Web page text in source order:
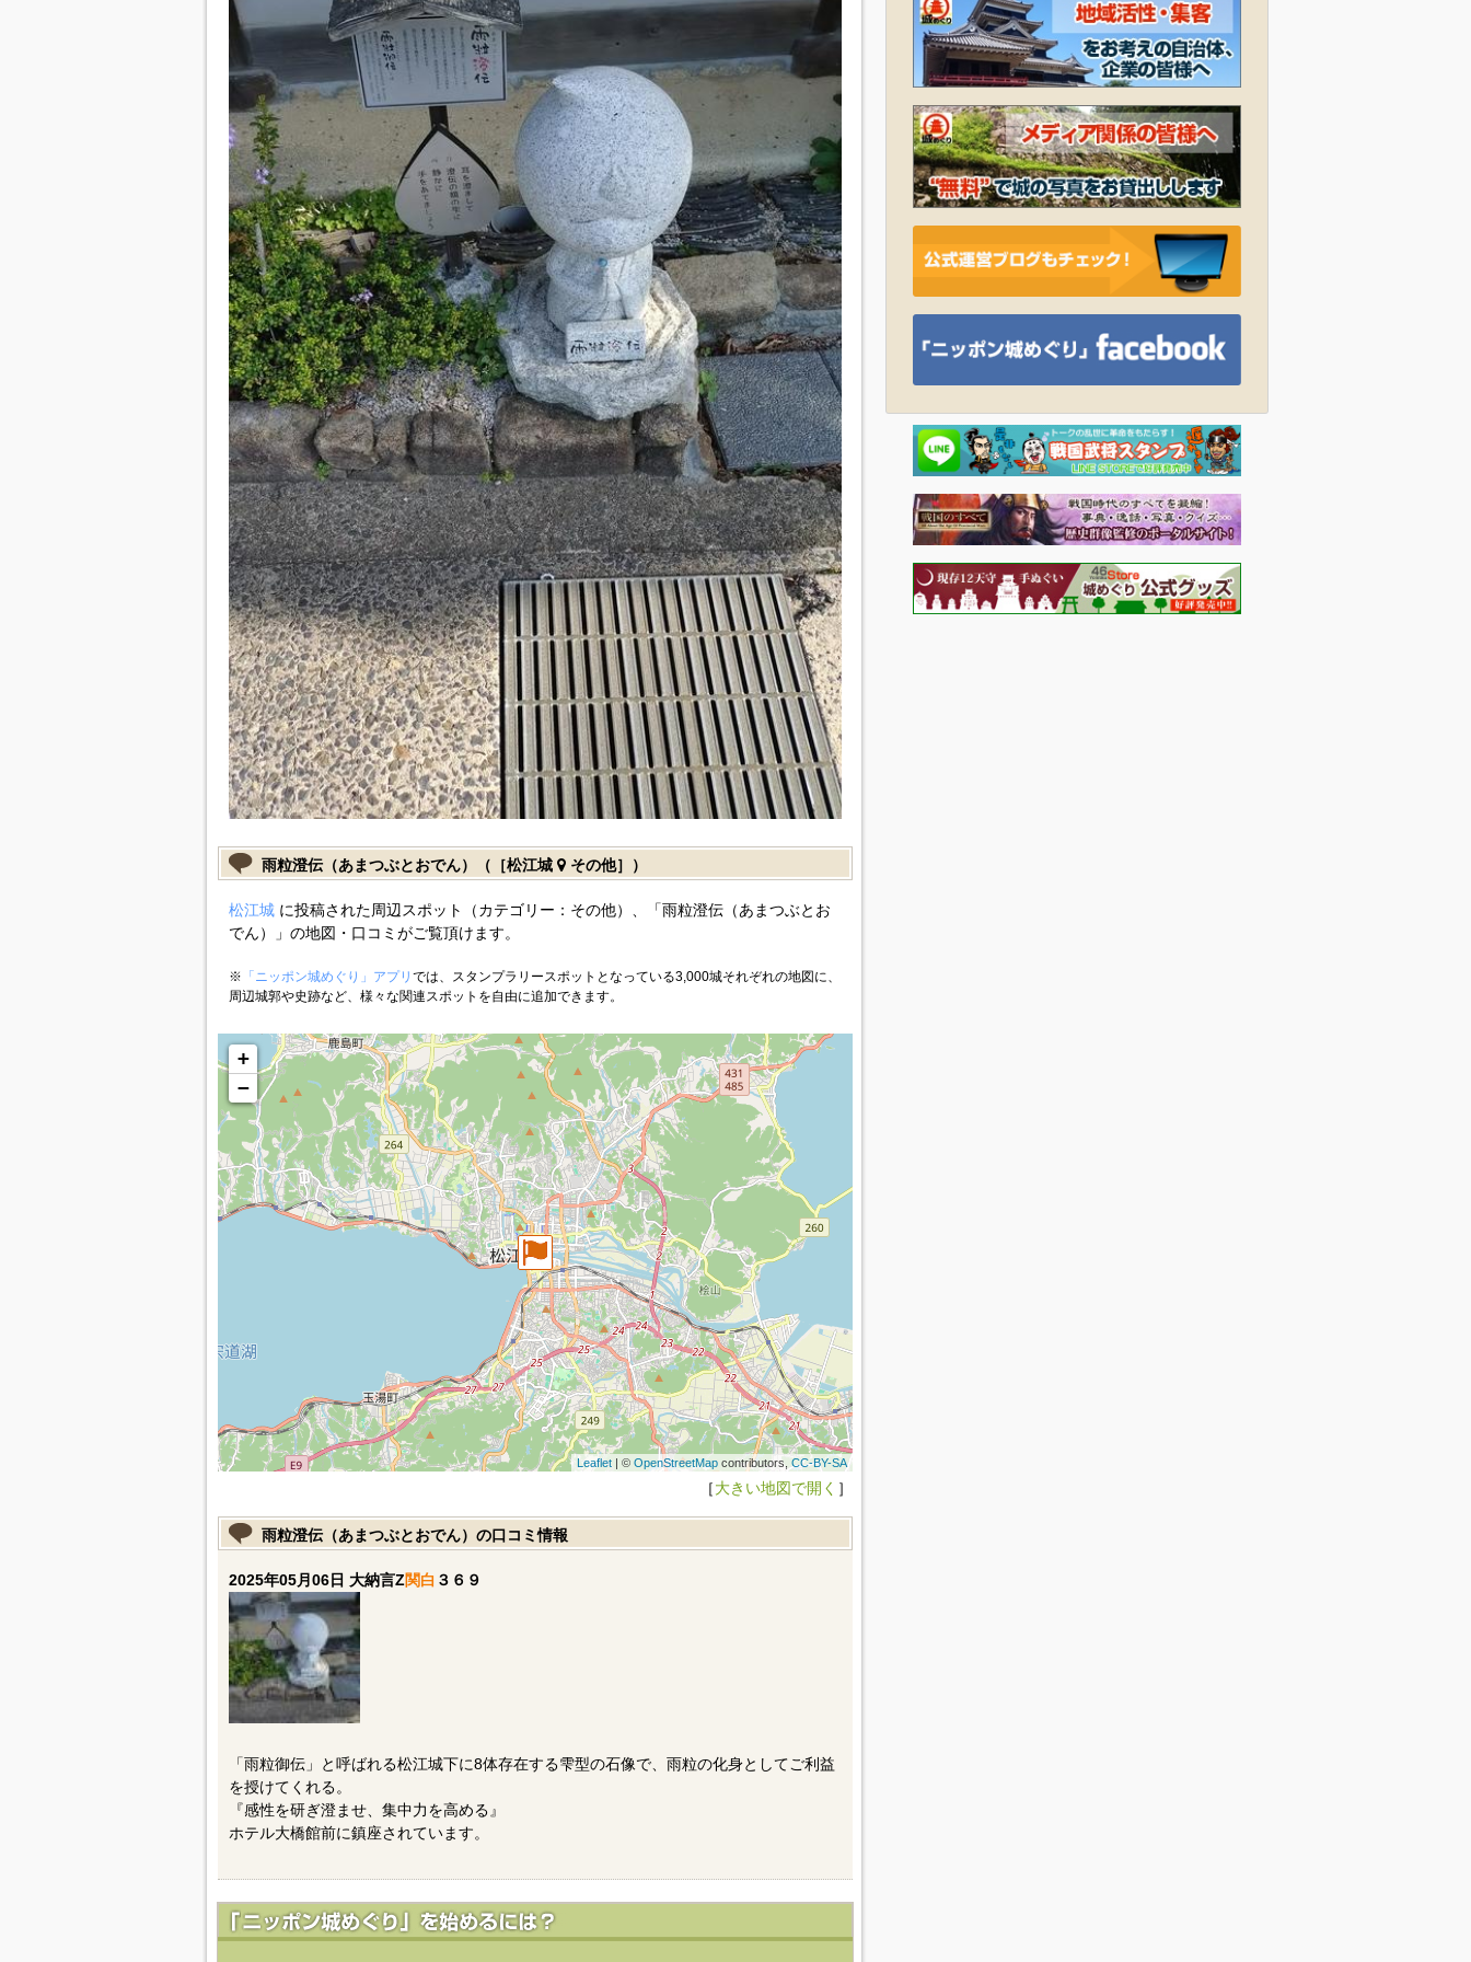
雨粒澄伝（あまつぶとおでん）（［松江城 その他］）
松江城に投稿された周辺スポット（カテゴリー：その他）、「雨粒澄伝（あまつぶとお
でん）」の地図・口コミがご覧頂けます。
※ 「ニッポン城めぐり」アプリ では、スタンプラリースポットとなっている3,000城それぞれの地図に、
周辺城郭や史跡など、様々な関連スポットを自由に追加できます。
+
−
Leaflet| © OpenStreetMapcontributors, CC-BY-SA
［大きい地図で開く ］
雨粒澄伝（あまつぶとおでん）の口コミ情報
2025年05月06日 大納言Z関白 ３６９
「雨粒御伝」と呼ばれる松江城下に8体存在する雫型の石像で、雨粒の化身としてご利益
を授けてくれる。
『感性を研ぎ澄ませ、集中力を高める』
ホテル大橋館前に鎮座されています。